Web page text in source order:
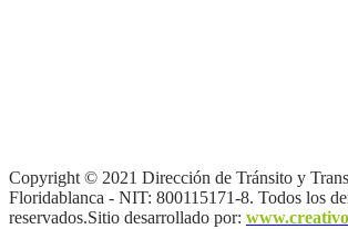
Copyright © 2021 Dirección de Tránsito y
Floridablanca - NIT: 800115171-8. Todos los
reservados.Sitio desarrollado por: